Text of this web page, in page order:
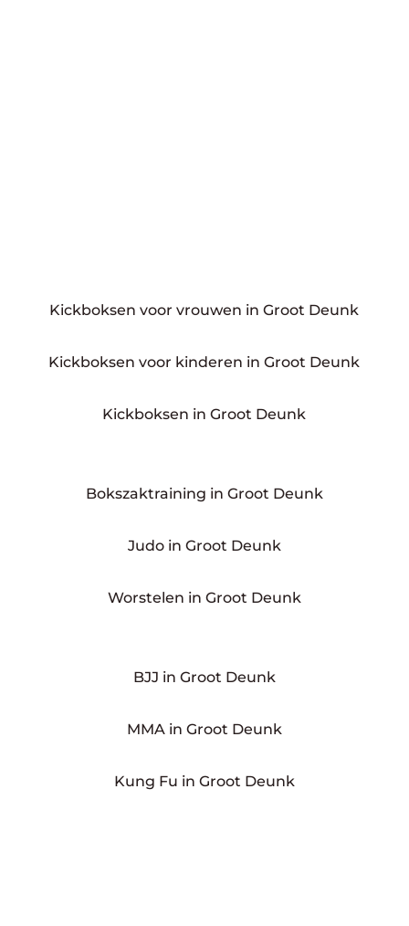
Kickboksen voor vrouwen in Groot Deunk
Kickboksen voor kinderen in Groot Deunk
Kickboksen in Groot Deunk
Bokszaktraining in Groot Deunk
Judo in Groot Deunk
Worstelen in Groot Deunk
BJJ in Groot Deunk
MMA in Groot Deunk
Kung Fu in Groot Deunk